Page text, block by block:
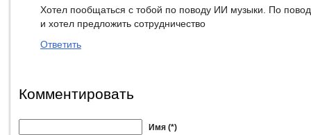
Хотел пообщаться с тобой по поводу ИИ музыки. По
и хотел предложить сотрудничество
Ответить
Комментировать
Имя (*)